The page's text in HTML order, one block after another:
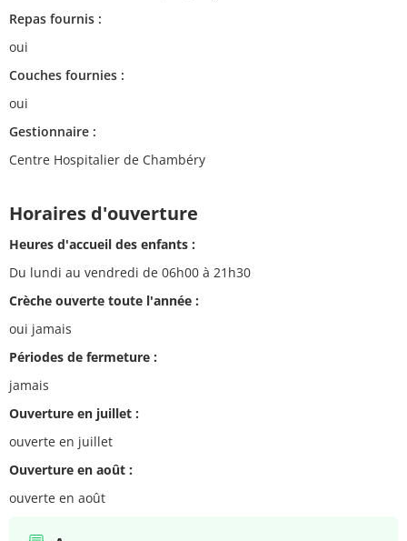
Repas fournis :
oui
Couches fournies :
oui
Gestionnaire :
Centre Hospitalier de Chambéry
Horaires d'ouverture
Heures d'accueil des enfants :
Du lundi au vendredi de 06h00 à 21h30
Crèche ouverte toute l'année :
oui jamais
Périodes de fermeture :
jamais
Ouverture en juillet :
ouverte en juillet
Ouverture en août :
ouverte en août